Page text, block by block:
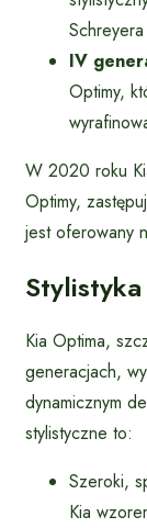
Schreyera
IV
Optimy,
W 2020 roku
Optimy,
jest oferowany
Kia Optima,
generacjach,
dynamicznym
stylistyczne to:
Szeroki,
Kia